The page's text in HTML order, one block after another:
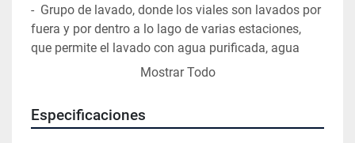
-  Grupo de lavado, donde los viales son lavados por
fuera y por dentro a lo lago de varias estaciones,
que permite el lavado con agua purificada, agua
destilada y aire comprimido para facilitar la
grupo de lavado hacia un grupo de recogida en
Mostrar Todo
Especificaciones